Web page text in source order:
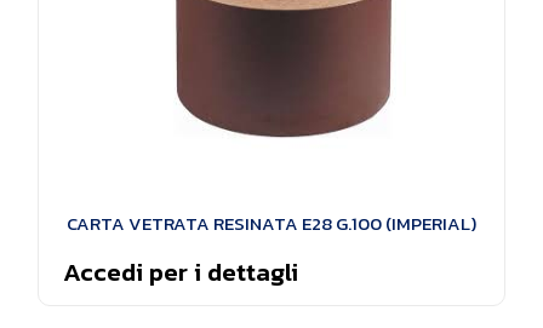
CARTA VETRATA RESINATA E28 G.100 (IMPERIAL)
Accedi per i dettagli